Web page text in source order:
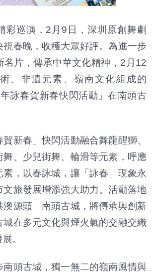
巡演，2月9日，深圳原創舞劇
視春晚，收穫大眾好評。為進一步
名片，傳承中華文化精神，2月12
、非遺元素、嶺南文化組成的
年詠春賀新春快閃活動」在南頭古
新春」快閃活動融合舞龍醒獅、
舞、少兒街舞、輪滑等元素，呼應
素，以春詠城，讓「詠春」現象永
文旅發展增添強大助力。活動落地
澳源頭」南頭古城，將傳承與創新
城在多元文化與煙火氣的交融交織
。
頭古城，獨一無二的嶺南風情與